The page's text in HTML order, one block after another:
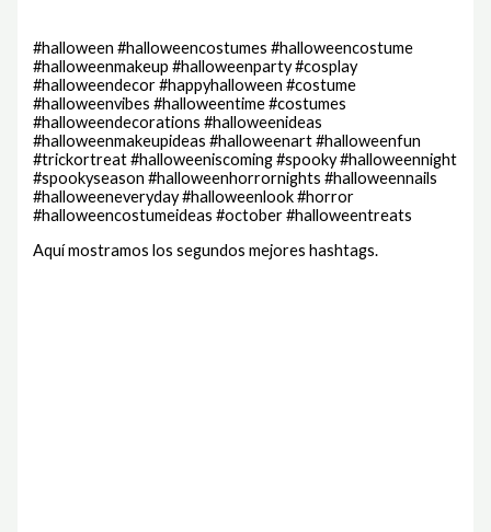
#halloween #halloweencostumes #halloweencostume
#halloweenmakeup #halloweenparty #cosplay
#halloweendecor #happyhalloween #costume
#halloweenvibes #halloweentime #costumes
#halloweendecorations #halloweenideas
#halloweenmakeupideas #halloweenart #halloweenfun
#trickortreat #halloweeniscoming #spooky #halloweennight
#spookyseason #halloweenhorrornights #halloweennails
#halloweeneveryday #halloweenlook #horror
#halloweencostumeideas #october #halloweentreats
Aquí mostramos los segundos mejores hashtags.